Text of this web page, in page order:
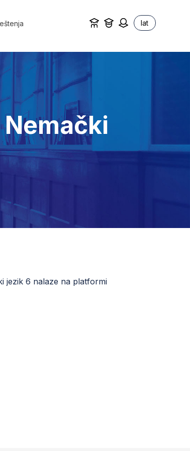
lat
jezik 6 nalaze na platformi